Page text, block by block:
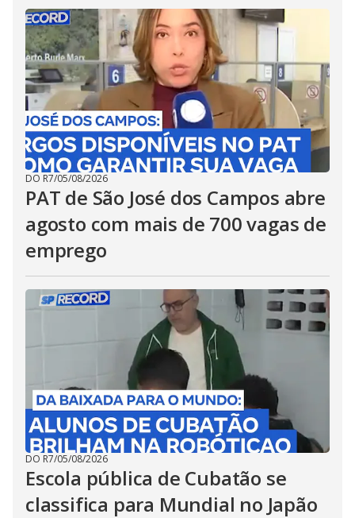
DO R7/05/08/2026
PAT de São José dos Campos abre
agosto com mais de 700 vagas de
emprego
DO R7/05/08/2026
Escola pública de Cubatão se
classifica para Mundial no Japão